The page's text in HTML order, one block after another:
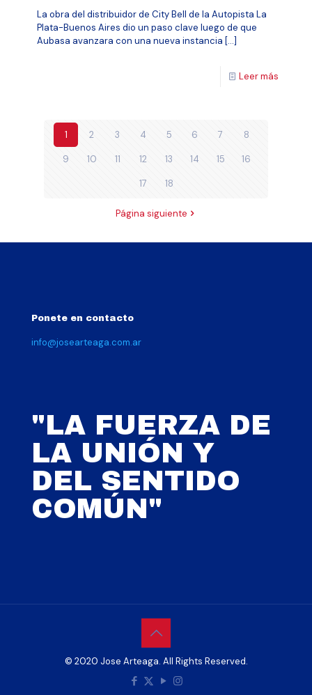
La obra del distribuidor de City Bell de la Autopista La
Plata-Buenos Aires dio un paso clave luego de que
Aubasa avanzara con una nueva instancia […]
Leer más
1 2 3 4 5 6 7 8
9 10 11 12 13 14 15 16
17 18
Página siguiente
Ponete en contacto
info@josearteaga.com.ar
"LA FUERZA DE
LA UNIÓN Y
DEL SENTIDO
COMÚN"
© 2020 Jose Arteaga. All Rights Reserved.